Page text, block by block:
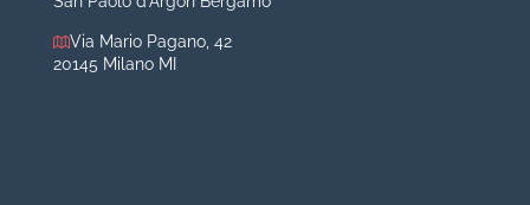
Filler
Via Mario Pagano, 42
20145 Milano MI